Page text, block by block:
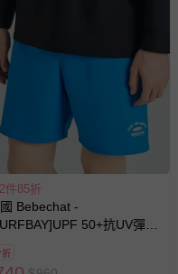
件85折
Bebechat -
50+抗UV彈力
折